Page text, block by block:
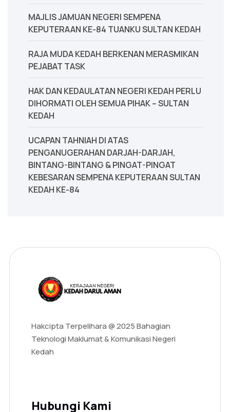
MAJLIS JAMUAN NEGERI SEMPENA
KEPUTERAAN KE-84 TUANKU SULTAN KEDAH
‎RAJA MUDA KEDAH BERKENAN MERASMIKAN
PEJABAT TASK
‎HAK DAN KEDAULATAN NEGERI KEDAH PERLU
DIHORMATI OLEH SEMUA PIHAK – SULTAN
KEDAH
UCAPAN TAHNIAH DI ATAS
PENGANUGERAHAN DARJAH-DARJAH,
BINTANG-BINTANG & PINGAT-PINGAT
KEBESARAN SEMPENA KEPUTERAAN SULTAN
KEDAH KE-84
Hakcipta Terpelihara @ 2025 Bahagian
Teknologi Maklumat & Komunikasi Negeri
Kedah
Hubungi Kami